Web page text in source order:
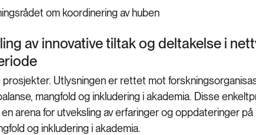
om koordinering av huben
av innovative tiltak og deltakelse i
Utlysningen er rettet mot
mangfold og inkludering i akademia. Disse
arena for utveksling av erfaringer og oppdateringer
og inkludering i akademia.